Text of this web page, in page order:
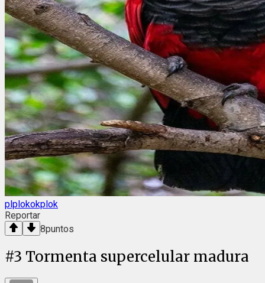
plplokokplok
Reportar
8puntos
#3 Tormenta supercelular madura